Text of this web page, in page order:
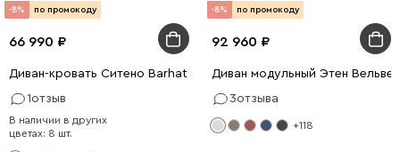
-8% по промокоду
66 990
Диван-кровать Ситено Barhat Emerald
1отзыв
В наличии в других
цветах: 8 шт.
-8% по промокоду
92 960
Диван модульный Этен
3отзыва
+118